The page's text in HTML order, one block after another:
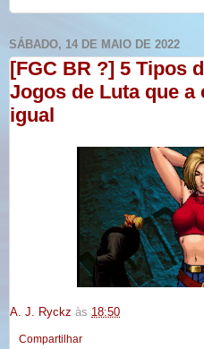
SÁBADO, 14 DE MAIO DE 2022
[FGC BR ?] 5 Tipos
Jogos de Luta que a
igual
A. J. Ryckz às 18:50
Compartilhar